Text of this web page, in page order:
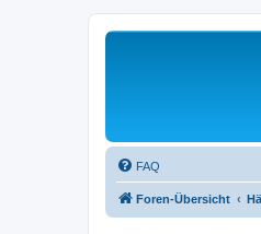
FAQ
Foren-Übersicht